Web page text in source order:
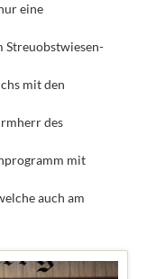
eine
Streuobstwiesen-
mit den
des
mit
auch am